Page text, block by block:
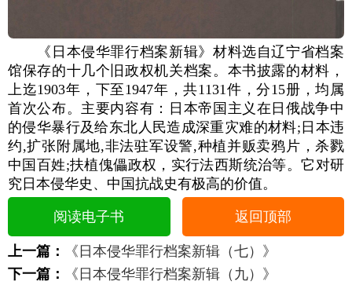
《日本侵华罪行档案新辑》材料选自辽宁省档案
馆保存的十几个旧政权机关档案。本书披露的材料，
上迄1903年，下至1947年，共1131件，分15册，均属
首次公布。主要内容有：日本帝国主义在日俄战争中
的侵华暴行及给东北人民造成深重灾难的材料;日本违
约,扩张附属地,非法驻军设警,种植并贩卖鸦片，杀戮
中国百姓;扶植傀儡政权，实行法西斯统治等。它对研
究日本侵华史、中国抗战史有极高的价值。
阅读电子书 返回顶部
上一篇：
《日本侵华罪行档案新辑（七）》
下一篇：
《日本侵华罪行档案新辑（九）》